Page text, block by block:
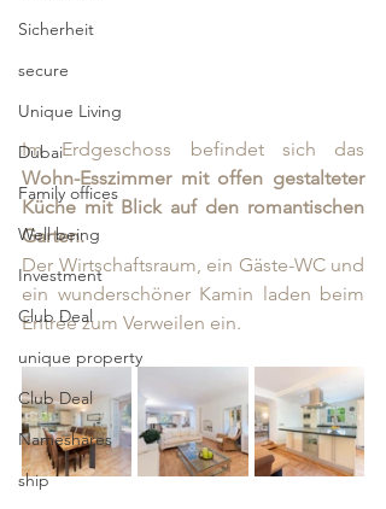
Sicherheit
secure
Unique Living
Dubai
Family offices
Well being
Investment
Club Deal
unique property
Club Deal
Nameshares
ship
Wohn-Esszimmer mit offen gestalteter
Küche mit Blick auf den romantischen
Garten.
Der Wirtschaftsraum, ein Gäste-WC und
ein wunderschöner Kamin laden beim
Entrée zum Verweilen ein.